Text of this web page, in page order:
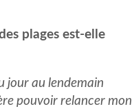
plages est-elle
jour au lendemain
pouvoir relancer mon